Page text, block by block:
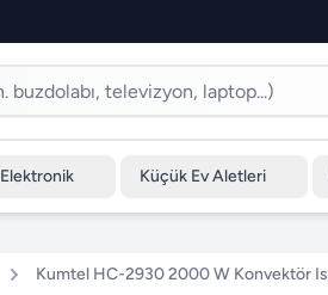
Elektronik Küçük Ev Aletleri
Kumtel HC-2930 2000 W Konvektör